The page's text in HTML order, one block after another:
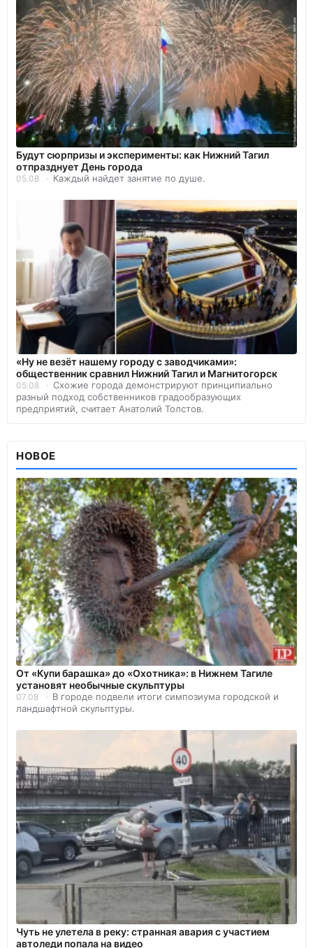
Будут сюрпризы и эксперименты: как Нижний Тагил
отпразднует День города
05.08 Каждый найдет занятие по душе.
«Ну не везёт нашему городу с заводчиками»:
общественник сравнил Нижний Тагил и Магнитогорск
05.08
Схожие города демонстрируют принципиально
разный подход собственников градообразующих
предприятий, считает Анатолий Толстов.
НОВОЕ
От «Купи барашка» до «Охотника»: в Нижнем Тагиле
установят необычные скульптуры
07.08
В городе подвели итоги симпозиума городской и
ландшафтной скульптуры.
Чуть не улетела в реку: странная авария с участием
автоледи попала на видео